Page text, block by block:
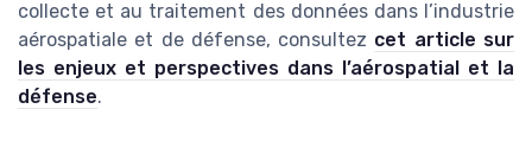
collecte et au traitement des données dans l’industrie
aérospatiale et de défense, consultez cet article sur
les enjeux et perspectives dans l’aérospatial et la
défense.